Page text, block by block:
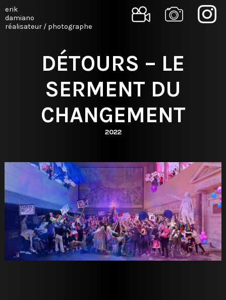
erik
damiano
réalisateur / photographe
DÉTOURS – LE
SERMENT DU
CHANGEMENT
2022